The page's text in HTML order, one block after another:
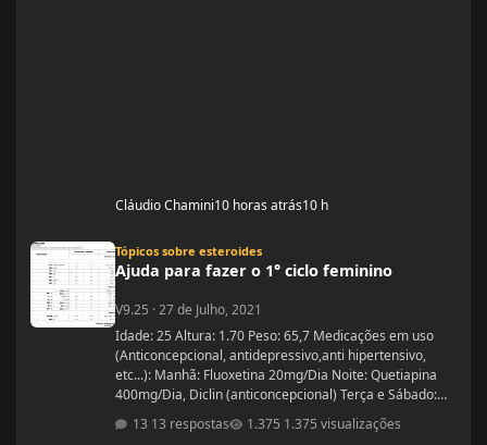
Cláudio Chamini10 horas atrás10 h
Tópicos sobre esteroides
Ajuda para fazer o 1° ciclo feminino
V9.25 ·27 de Julho, 2021
Idade: 25 Altura: 1.70 Peso: 65,7 Medicações em uso
(Anticoncepcional, antidepressivo,anti hipertensivo,
etc...): Manhã: Fluoxetina 20mg/Dia Noite: Quetiapina
400mg/Dia, Diclin (anticoncepcional) Terça e Sábado:
cirurgias: Frequentemente tenho hipoglicemia oque faz
13 respostas 1.375 visualizações